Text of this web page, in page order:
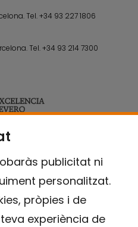
publicitat ni
personalitzat.
pròpies i de
experiència de
Tel.+34 93 227 1806
Tel.+34 93 214 7300